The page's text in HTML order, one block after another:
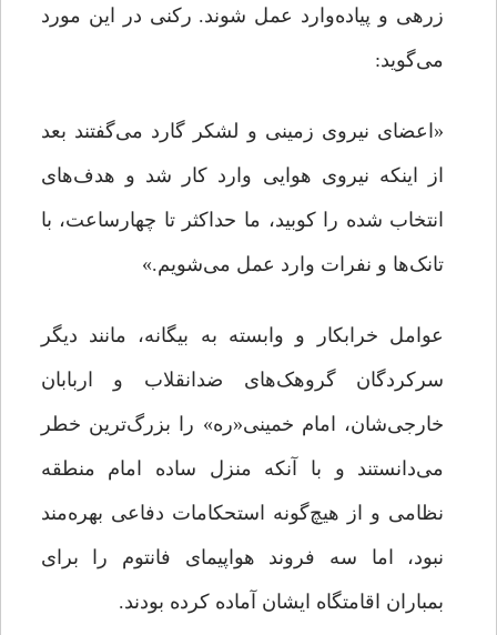
زرهی و پیاده‌وارد عمل شوند. رکنی در این مورد
می‌گوید:
«اعضای نیروی زمینی و لشکر گارد می‌گفتند بعد
از اینکه نیروی هوایی وارد کار شد و هدف‌های
انتخاب شده را کوبید، ما حداکثر تا چهارساعت، با
تانک‌ها و نفرات وارد عمل می‌شویم.»
عوامل خرابکار و وابسته به بیگانه، مانند دیگر
سرکردگان گروهک‌های ضدانقلاب و اربابان
خارجی‌شان، امام خمینی«ره» را بزرگ‌ترین خطر
می‌دانستند و با آنکه منزل ساده امام منطقه
نظامی و از هیچ‌گونه استحکامات دفاعی بهره‌مند
نبود، اما سه فروند هواپیمای فانتوم را برای
بمباران اقامتگاه ایشان آماده کرده بودند.